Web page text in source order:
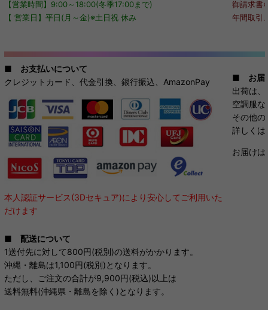
【営業時間】9:00～18:00(冬季17:00まで)
【 営業日】平日(月～金)※土日祝 休み
御請求書
年間取引
■
お支払いについて
クレジットカード、代金引換、銀行振込、AmazonPay
本人認証サービス(3Dセキュア)により安心してご利用いた
だけます
■
お届
出荷は
空調服
その他
詳しくは
お届け
■ 配送について
1送付先に対して800円(税別)の送料がかかります。
沖縄・離島は1,100円(税別)となります。
ただし、ご注文の合計が9,900円(税込)以上は
送料無料(沖縄県・離島を除く)となります。